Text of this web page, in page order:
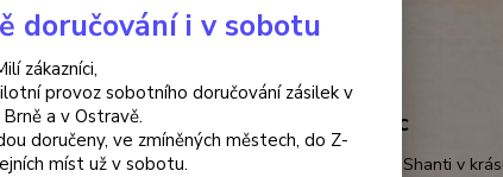
zeleň borovic
Zvonkohra Zaphir/ Shanti v
doručování i v sobotu
zákazníci,
provoz sobotního doručování zásilek v
Brně a v Ostravě.
doručeny, ve zmíněných městech, do Z-
míst už v sobotu.